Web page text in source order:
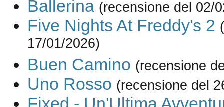
Ballerina (recensione del 02/
Five Nights At Freddy's 2
17/01/2026)
Buen Camino (recensione
Uno Rosso (recensione del